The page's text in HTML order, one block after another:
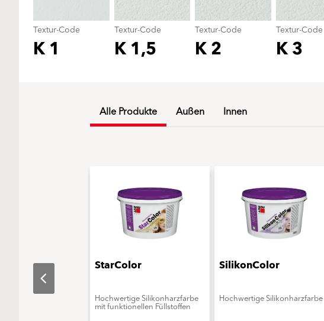
Textur-Code
K 1
Textur-Code
K 1,5
Textur-Code
K 2
Textur-Code
K 3
Alle Produkte Außen Innen
StarColor
Hochwertige Silikonharzfarbe
mit funktionellen Füllstoffen
SilikonColor
Hochwertige Silikonharzfarbe